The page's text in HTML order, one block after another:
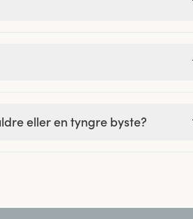
eller en tyngre byste?